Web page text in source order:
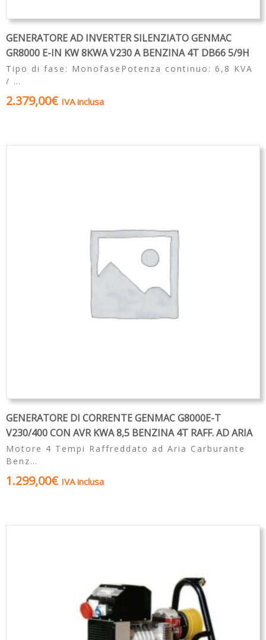
GENERATORE AD INVERTER SILENZIATO GENMAC
GR8000 E-IN KW 8KWA V230 A BENZINA 4T DB66 5/9H
Tipo di fase: MonofasePotenza continuo: 6,8 KVA
/ …
2.379,00€ IVA inclusa
GENERATORE DI CORRENTE GENMAC G8000E-T
V230/400 CON AVR KWA 8,5 BENZINA 4T RAFF. AD ARIA
Motore 4 Tempi Raffreddato ad Aria Carburante
Benz…
1.299,00€ IVA inclusa